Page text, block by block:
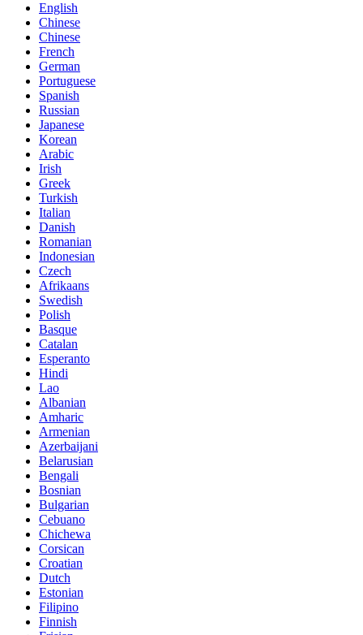
English
Chinese
Chinese
French
German
Portuguese
Spanish
Russian
Japanese
Korean
Arabic
Irish
Greek
Turkish
Italian
Danish
Romanian
Indonesian
Czech
Afrikaans
Swedish
Polish
Basque
Catalan
Esperanto
Hindi
Lao
Albanian
Amharic
Armenian
Azerbaijani
Belarusian
Bengali
Bosnian
Bulgarian
Cebuano
Chichewa
Corsican
Croatian
Dutch
Estonian
Filipino
Finnish